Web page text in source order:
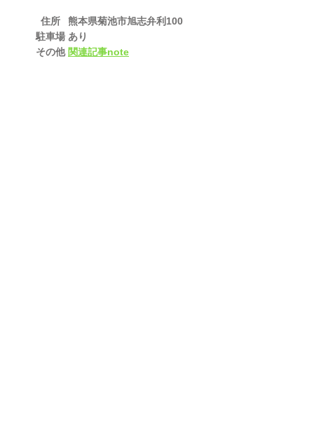
住所
熊本県菊池市旭志弁利100
駐車場 あり
その他 関連記事note